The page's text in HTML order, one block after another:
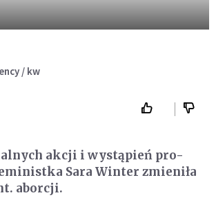
/ kw
akcji i wystąpień pro-
Sara Winter zmieniła
aborcji.